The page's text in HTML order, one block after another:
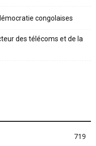
congolaises
des télécoms et de la
719